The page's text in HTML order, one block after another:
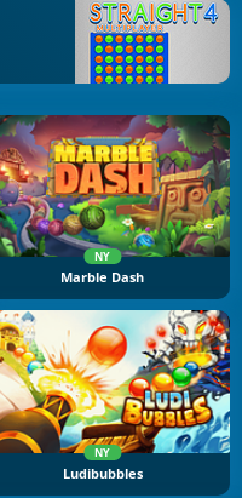
NY
Marble Dash
NY
Ludibubbles